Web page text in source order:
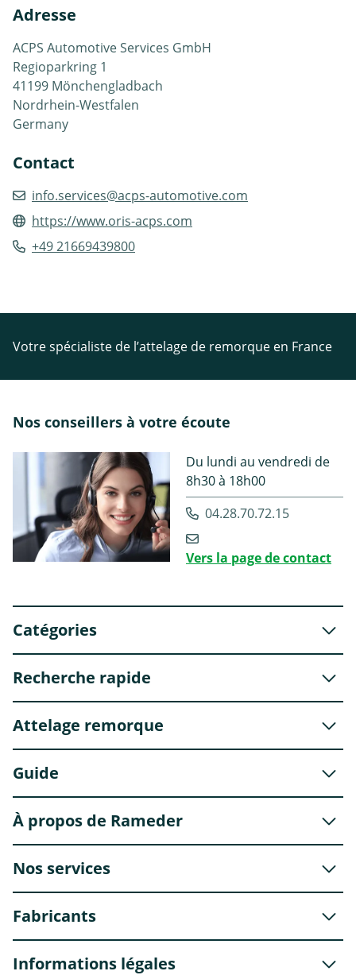
Adresse
ACPS Automotive Services GmbH
Regioparkring 1
41199 Mönchengladbach
Nordrhein-Westfalen
Germany
Contact
info.services@acps-automotive.com
https://www.oris-acps.com
+49 21669439800
Votre spécialiste de l’attelage de remorque en France
Nos conseillers à votre écoute
Du lundi au vendredi de
8h30 à 18h00
04.28.70.72.15
Vers la page de contact
Catégories
Recherche rapide
Attelage remorque
Guide
À propos de Rameder
Nos services
Fabricants
Informations légales